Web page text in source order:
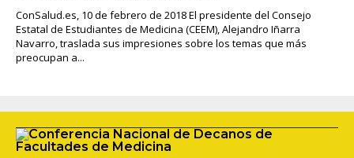
ConSalud.es, 10 de febrero de 2018 El presidente del Consejo
Estatal de Estudiantes de Medicina (CEEM), Alejandro Iñarra
Navarro, traslada sus impresiones sobre los temas que más
preocupan a...